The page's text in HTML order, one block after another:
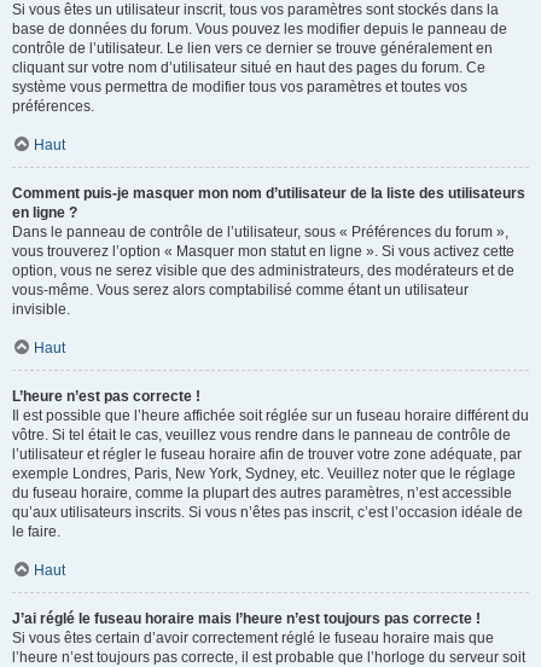
Si vous êtes un utilisateur inscrit, tous vos paramètres sont stockés dans la
base de données du forum. Vous pouvez les modifier depuis le panneau de
contrôle de l’utilisateur. Le lien vers ce dernier se trouve généralement en
cliquant sur votre nom d’utilisateur situé en haut des pages du forum. Ce
système vous permettra de modifier tous vos paramètres et toutes vos
préférences.
Haut
Comment puis-je masquer mon nom d’utilisateur de la liste des utilisateurs
en ligne ?
Dans le panneau de contrôle de l’utilisateur, sous « Préférences du forum »,
vous trouverez l’option « Masquer mon statut en ligne ». Si vous activez cette
option, vous ne serez visible que des administrateurs, des modérateurs et de
vous-même. Vous serez alors comptabilisé comme étant un utilisateur
invisible.
Haut
L’heure n’est pas correcte !
Il est possible que l’heure affichée soit réglée sur un fuseau horaire différent du
vôtre. Si tel était le cas, veuillez vous rendre dans le panneau de contrôle de
l’utilisateur et régler le fuseau horaire afin de trouver votre zone adéquate, par
exemple Londres, Paris, New York, Sydney, etc. Veuillez noter que le réglage
du fuseau horaire, comme la plupart des autres paramètres, n’est accessible
qu’aux utilisateurs inscrits. Si vous n’êtes pas inscrit, c’est l’occasion idéale de
le faire.
Haut
J’ai réglé le fuseau horaire mais l’heure n’est toujours pas correcte !
Si vous êtes certain d’avoir correctement réglé le fuseau horaire mais que
l’heure n’est toujours pas correcte, il est probable que l’horloge du serveur soit